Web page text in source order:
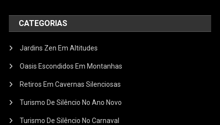
CATEGORIAS
Jardins Zen Em Altitudes
Oasis Escondidos Em Montanhas
Retiros Em Cavernas Silenciosas
Turismo De Silêncio No Ano Novo
Turismo De Silêncio No Carnaval